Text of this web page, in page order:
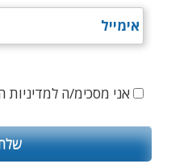
אני מסכימ/ה למדיניות